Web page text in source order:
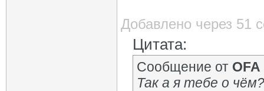
Добавлено через 51
Цитата:
Сообщение от OFA
Так а я тебе о